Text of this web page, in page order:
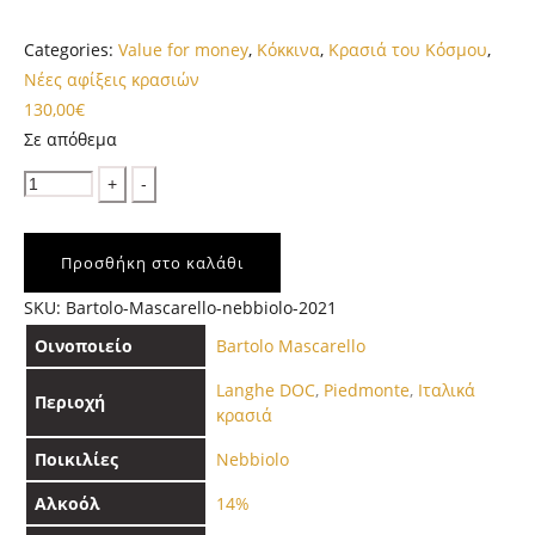
Categories: Value for money, Κόκκινα, Κρασιά του Κόσμου,
Νέες αφίξεις κρασιών
130,00€
Σε απόθεμα
Quantity
Προσθήκη στο καλάθι
SKU: Bartolo-Mascarello-nebbiolo-2021
Οινοποιείο
Bartolo Mascarello
Περιοχή
Langhe DOC, Piedmonte, Ιταλικά
κρασιά
Ποικιλίες
Nebbiolo
Αλκοόλ
14%